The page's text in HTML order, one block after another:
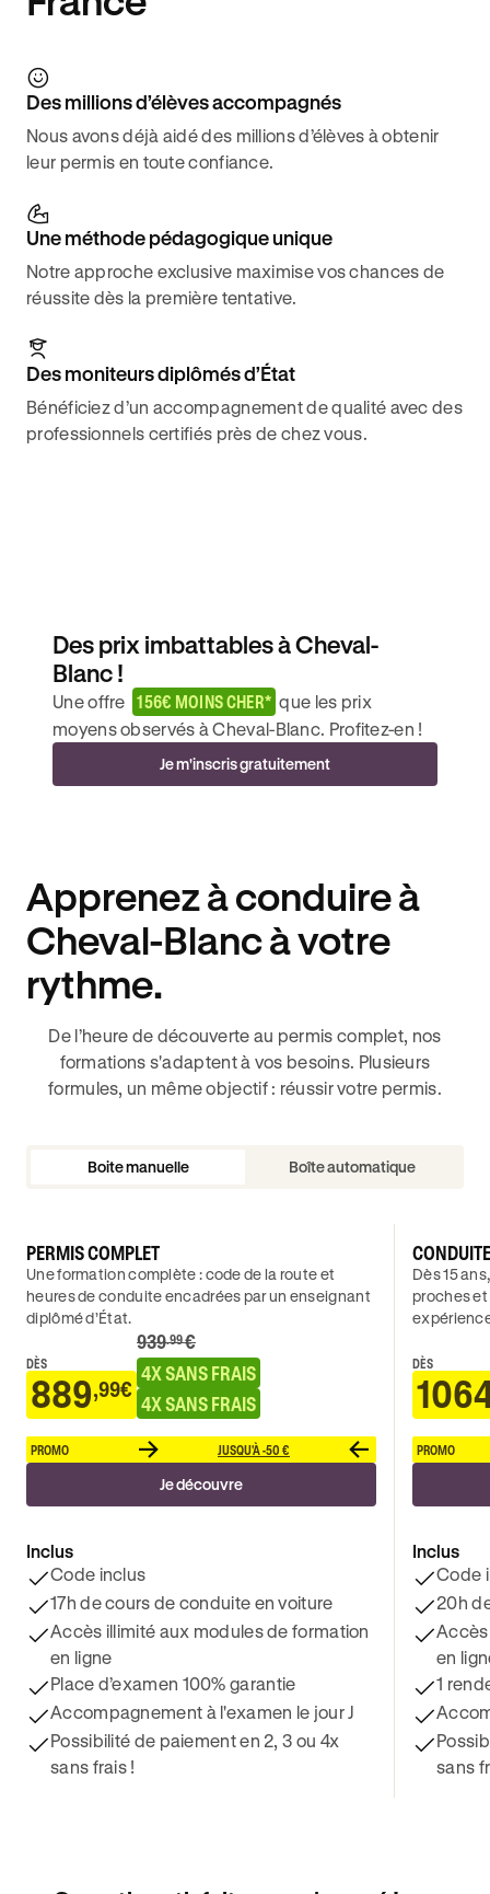
Des millions d’élèves accompagnés
Nous avons déjà aidé des millions d’élèves à obtenir
leur permis en toute confiance.
Une méthode pédagogique unique
Notre approche exclusive maximise vos chances de
réussite dès la première tentative.
Des moniteurs diplômés d’État
Bénéficiez d’un accompagnement de qualité avec des
professionnels certifiés près de chez vous.
Des prix imbattables à Cheval-
Blanc !
Une offre 156€ MOINS CHER* que les prix
moyens observés à Cheval-Blanc. Profitez-en !
Je m'inscris gratuitement
Apprenez à conduire à
Cheval-Blanc à votre
rythme.
De l’heure de découverte au permis complet, nos
formations s'adaptent à vos besoins. Plusieurs
formules, un même objectif : réussir votre permis.
Boite manuelle Boîte automatique
PERMIS COMPLET
Une formation complète : code de la route et
heures de conduite encadrées par un enseignant
diplômé d’État.
DÈS
889,99€
939 .99€
4X SANS FRAIS
4X SANS FRAIS
PROMO JUSQU'À -50 €
Je découvre
Inclus
Code inclus
17h de cours de conduite en voiture
Accès illimité aux modules de formation
en ligne
Place d’examen 100% garantie
Accompagnement à l'examen le jour J
Possibilité de paiement en 2, 3 ou 4x
sans frais !
Dès 15
proches
DÈS
PROMO
Inclus
Code
20h
en
1
sans